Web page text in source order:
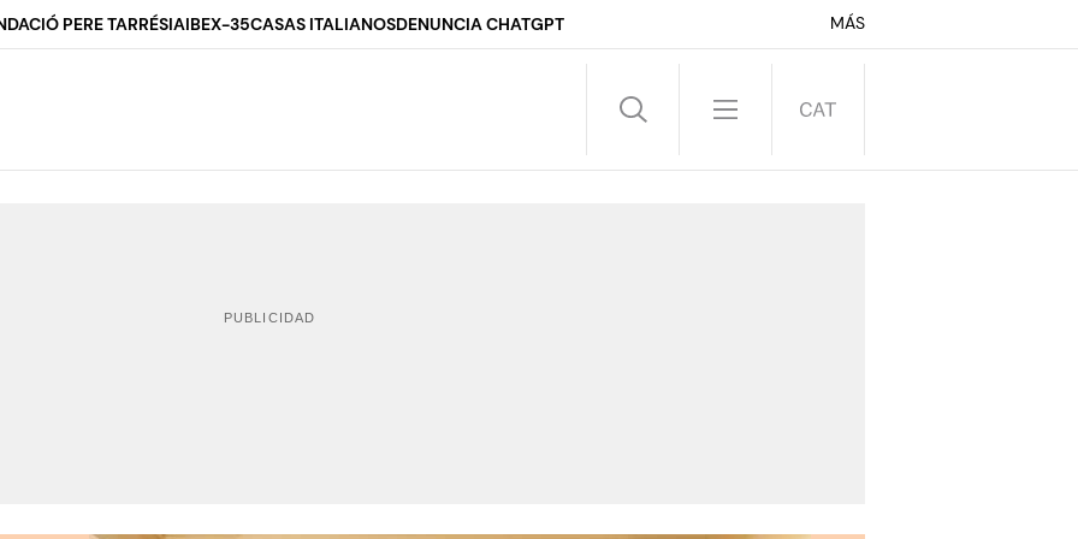
PERE TARRÉSIAIBEX-35CASAS ITALIANOSDENUNCIA CHATGPT MÁS